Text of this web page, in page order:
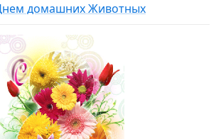
домашних Животных